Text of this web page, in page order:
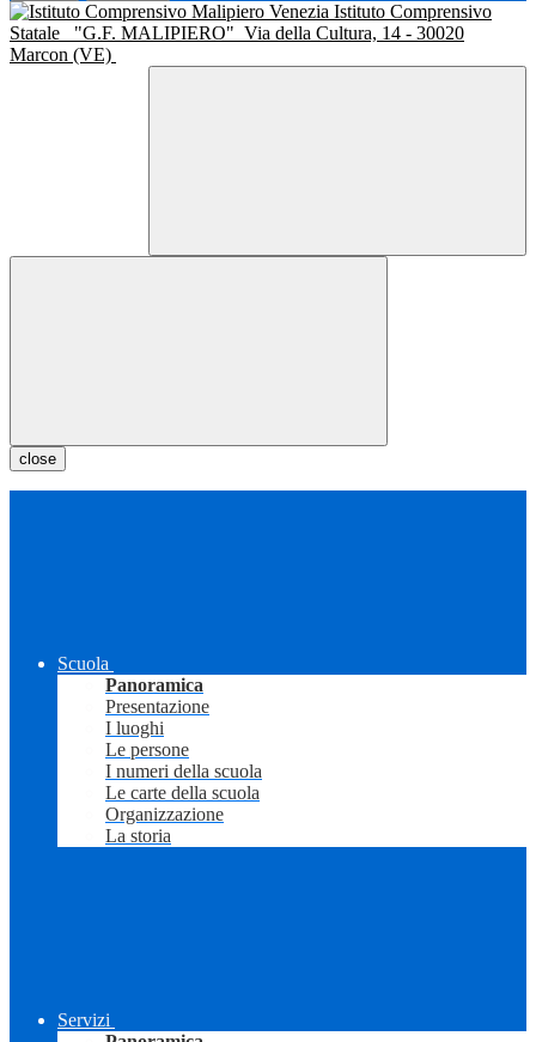
Istituto Comprensivo
Statale
"G.F. MALIPIERO" Via della Cultura, 14 - 30020
Marcon (VE)
close
Scuola
Panoramica
Presentazione
I luoghi
Le persone
I numeri della scuola
Le carte della scuola
Organizzazione
La storia
Servizi